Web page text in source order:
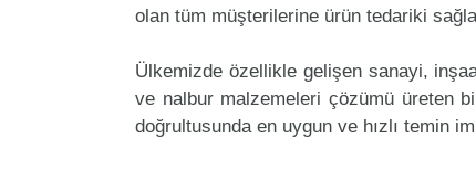
olan tüm müşterilerine ürün tedariki
Ülkemizde özellikle gelişen sanayi,
ve nalbur malzemeleri çözümü üreten
doğrultusunda en uygun ve hızlı temin